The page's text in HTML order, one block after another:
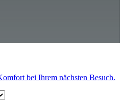
bei Ihrem nächsten Besuch.